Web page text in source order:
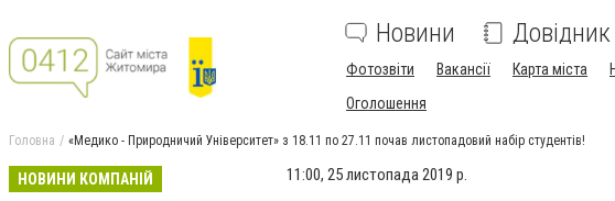
Новини Довідник
Фотозвіти Вакансії Карта міста
Оголошення
Головна «Медико - Природничий Університет» з 18.11 по 27.11 почав листопадовий набір студентів!
НОВИНИ КОМПАНІЙ 11:00, 25 листопада 2019 р.